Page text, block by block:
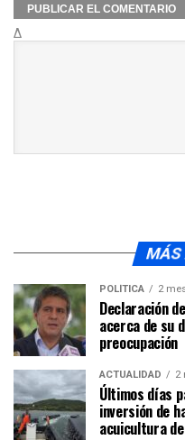
Δ
MÁS
POLÍTICA 2
Declaración
acerca de su
preocupación
ACTUALIDAD 2
Últimos días
inversión de
acuicultura